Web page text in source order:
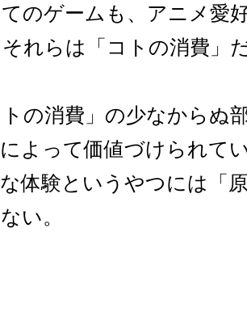
のゲームも、アニメ愛
れらは「コトの消費」
の消費」の少なからぬ
よって価値づけられて
体験というやつには「
い。